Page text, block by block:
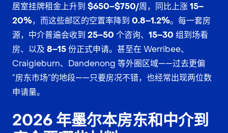
居室挂牌租金上升到 $650–$750/周，同比上涨15–
20%，而这些邮区的空置率降到 0.8–1.2%。每一套房
源，中介普遍会收到 25–50 个咨询、 15–30 组到场看
房、以及 8–15份正式申请。甚至在 Werribee、
Craigieburn、Dandenong 等外圈区域——过去更偏
“房东市场”的地段——只要房况不错，也经常出现两位数
申请量。
2026 年墨尔本房东和中介到